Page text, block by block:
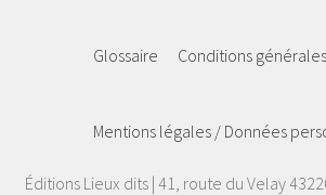
Glossaire Conditions
Mentions légales / Données
Éditions Lieux dits | 41, route du Velay